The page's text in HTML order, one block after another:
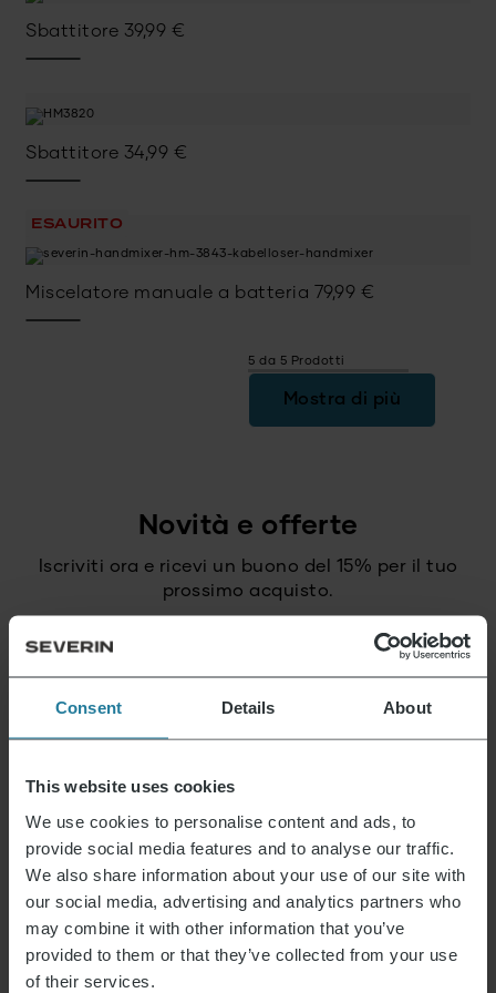
Consent Details About
This website uses cookies
We use cookies to personalise content and ads, to
provide social media features and to analyse our traffic.
We also share information about your use of our site with
our social media, advertising and analytics partners who
may combine it with other information that you’ve
provided to them or that they’ve collected from your use
of their services.
Sbattitore 39,99 €
Sbattitore 34,99 €
ESAURITO
Miscelatore manuale a batteria 79,99 €
5 da 5 Prodotti
Mostra di più
Novità e offerte
Iscriviti ora e ricevi un buono del 15% per il tuo
prossimo acquisto.
Indirizzo e-mail*
Questo è ciò che rappresentiamo.
Premium per tutti.